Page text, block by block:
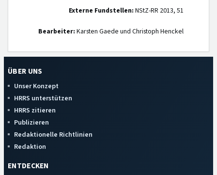
Externe Fundstellen: NStZ-RR 2013, 51
Bearbeiter: Karsten Gaede und Christoph Henckel
ÜBER UNS
Unser Konzept
HRRS unterstützen
HRRS zitieren
Publizieren
Redaktionelle Richtlinien
Redaktion
ENTDECKEN